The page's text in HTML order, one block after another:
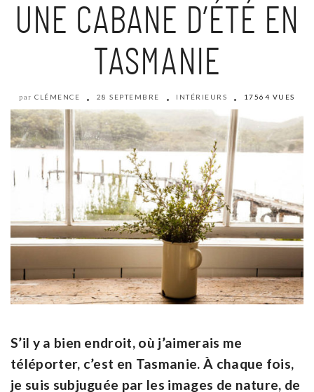
UNE CABANE D’ÉTÉ EN
TASMANIE
par CLÉMENCE 28 SEPTEMBRE INTÉRIEURS 17564 VUES
S’il y a bien endroit, où j’aimerais me
téléporter, c’est en Tasmanie. À chaque fois,
je suis subjuguée par les images de nature, de